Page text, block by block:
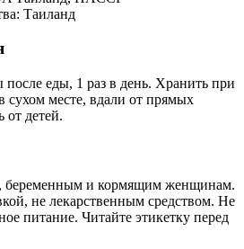
Таиланд
еды, 1 раз в день. Хранить при
сухом месте, вдали от прямых
от детей.
беременным и кормящим женщинам.
не лекарственным средством. Не
питание. Читайте этикетку перед